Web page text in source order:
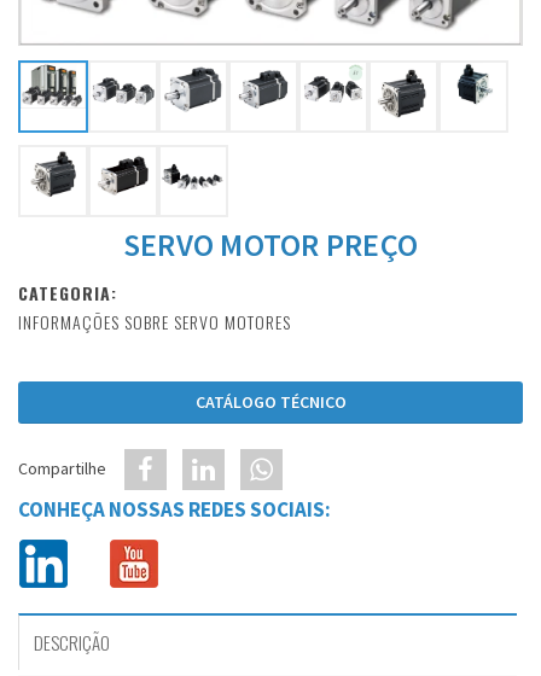
SERVO MOTOR PREÇO
CATEGORIA:
INFORMAÇÕES SOBRE SERVO MOTORES
CATÁLOGO TÉCNICO
Compartilhe
CONHEÇA NOSSAS REDES SOCIAIS:
DESCRIÇÃO